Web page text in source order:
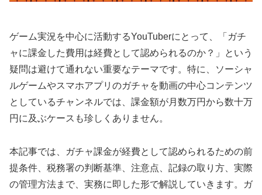
ゲーム実況を中心に活動するYouTuberにとって、「ガチ
ャに課金した費用は経費として認められるのか？」という
疑問は避けて通れない重要なテーマです。特に、ソーシャ
ルゲームやスマホアプリのガチャを動画の中心コンテンツ
としているチャンネルでは、課金額が月数万円から数十万
円に及ぶケースも珍しくありません。
本記事では、ガチャ課金が経費として認められるための前
提条件、税務署の判断基準、注意点、記録の取り方、実際
の管理方法まで、実務に即した形で解説していきます。ガ